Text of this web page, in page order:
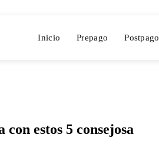
Inicio Prepago Postpago
estos 5 consejosa